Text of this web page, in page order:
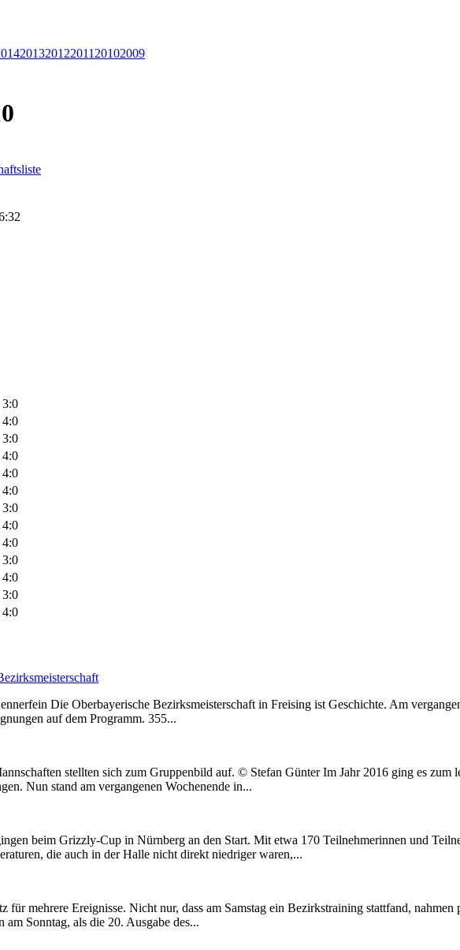
201320122011 20102009
3:0
4:0
3:0
4:0
4:0
4:0
3:0
4:0
4:0
3:0
4:0
3:0
4:0
Die Oberbayerische Bezirksmeisterschaft in Freising ist Geschichte. Am
auf dem Programm. 355...
stellten sich zum Gruppenbild auf. © Stefan Günter Im Jahr 2016 ging es zum
Nun stand am vergangenen Wochenende in...
beim Grizzly-Cup in Nürnberg an den Start. Mit etwa 170 Teilnehmerinnen und
die auch in der Halle nicht direkt niedriger waren,...
für mehrere Ereignisse. Nicht nur, dass am Samstag ein Bezirkstraining stattfand,
Sonntag, als die 20. Ausgabe des...